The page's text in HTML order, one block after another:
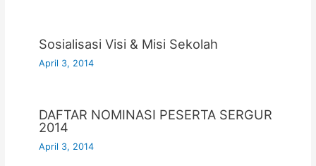
Sosialisasi Visi & Misi Sekolah
April 3, 2014
DAFTAR NOMINASI PESERTA SERGUR
2014
April 3, 2014